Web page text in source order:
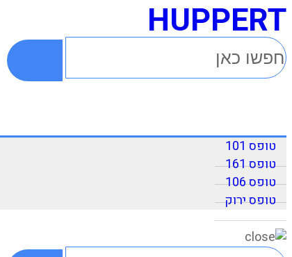
HUPPERT
טופס 101
טופס 161
טופס 106
טופס ירוק